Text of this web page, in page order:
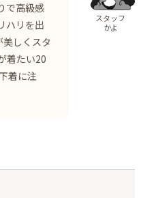
で高級感
ハリを出
しくスタ
着たい20
着に注
スタッフ
かよ